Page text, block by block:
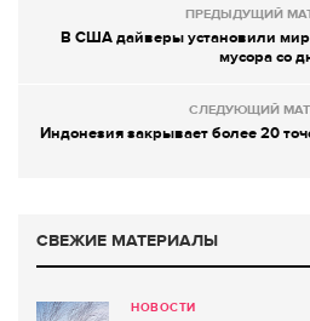
ПРЕДЫДУЩИЙ
В США дайверы установили
мусора со
СЛЕДУЮЩИЙ
Индонезия закрывает более 20
СВЕЖИЕ МАТЕРИАЛЫ
НОВОСТИ